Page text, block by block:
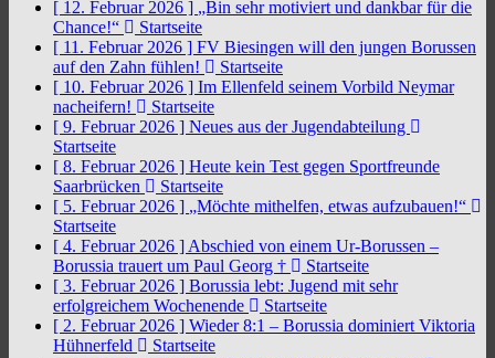
[ 12. Februar 2026 ] „Bin sehr motiviert und dankbar für die
Chance!“
Startseite
[ 11. Februar 2026 ] FV Biesingen will den jungen Borussen
auf den Zahn fühlen!
Startseite
[ 10. Februar 2026 ] Im Ellenfeld seinem Vorbild Neymar
nacheifern!
Startseite
[ 9. Februar 2026 ] Neues aus der Jugendabteilung
Startseite
[ 8. Februar 2026 ] Heute kein Test gegen Sportfreunde
Saarbrücken
Startseite
[ 5. Februar 2026 ] „Möchte mithelfen, etwas aufzubauen!“
Startseite
[ 4. Februar 2026 ] Abschied von einem Ur-Borussen –
Borussia trauert um Paul Georg †
Startseite
[ 3. Februar 2026 ] Borussia lebt: Jugend mit sehr
erfolgreichem Wochenende
Startseite
[ 2. Februar 2026 ] Wieder 8:1 – Borussia dominiert Viktoria
Hühnerfeld
Startseite